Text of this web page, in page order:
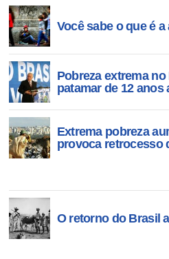
Você sabe o que é
Pobreza extrema
patamar de 12 anos
Extrema pobreza
provoca retrocesso
O retorno do Brasil